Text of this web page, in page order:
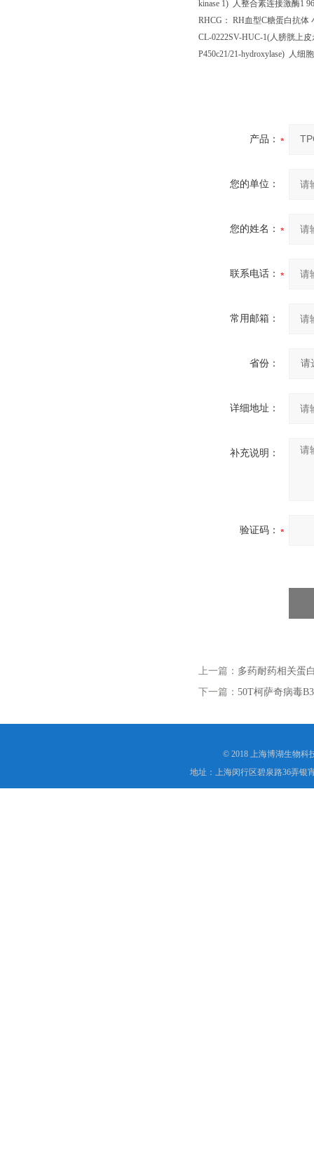
kinase 1) 人整合素连接激酶1
RHCG ： RH血型C糖蛋白抗体
CL-0222SV-HUC-1(人膀胱上
P450c21/21-hydroxylase) 人细
产品：
您的单位：
您的姓名：
联系电话：
常用邮箱：
省份：
详细地址：
补充说明：
验证码：
上一篇： 多药耐药相关蛋
下一篇： 50T柯萨奇病毒
© 2018 上海博湖生物科
地址：上海闵行区碧泉路36弄银